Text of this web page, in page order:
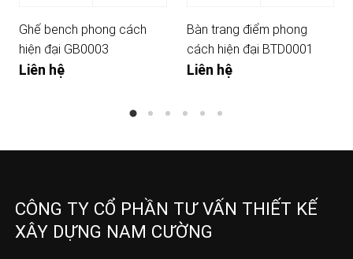
Ghế bench phong cách
hiện đại GB0003
Liên hệ
Bàn trang điểm phong
cách hiện đại BTD0001
Liên hệ
CÔNG TY CỔ PHẦN TƯ VẤN THIẾT KẾ
XÂY DỰNG NAM CƯỜNG